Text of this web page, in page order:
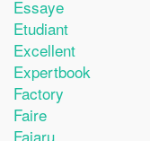
Essaye
Etudiant
Excellent
Expertbook
Factory
Faire
Fajaru